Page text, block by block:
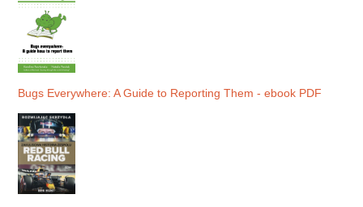
Bugs Everywhere: A Guide to Reporting Them - ebook PDF